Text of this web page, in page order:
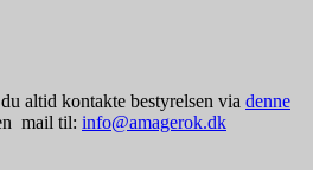
altid kontakte bestyrelsen via denne
mail til: info@amagerok.dk